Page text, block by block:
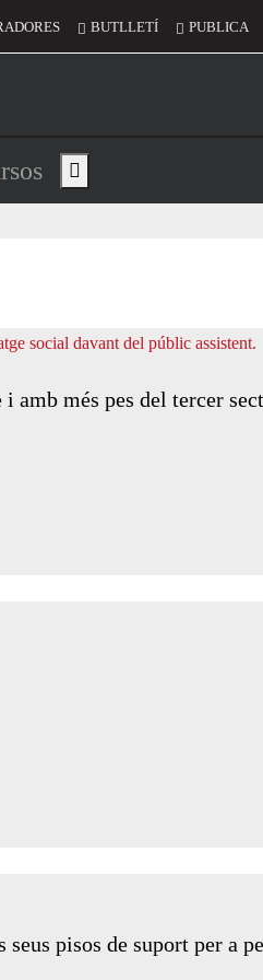
BUTLLETÍ PUBLICA
de l'encapçalament
Show main menu
amb més pes del tercer
pisos de suport per a